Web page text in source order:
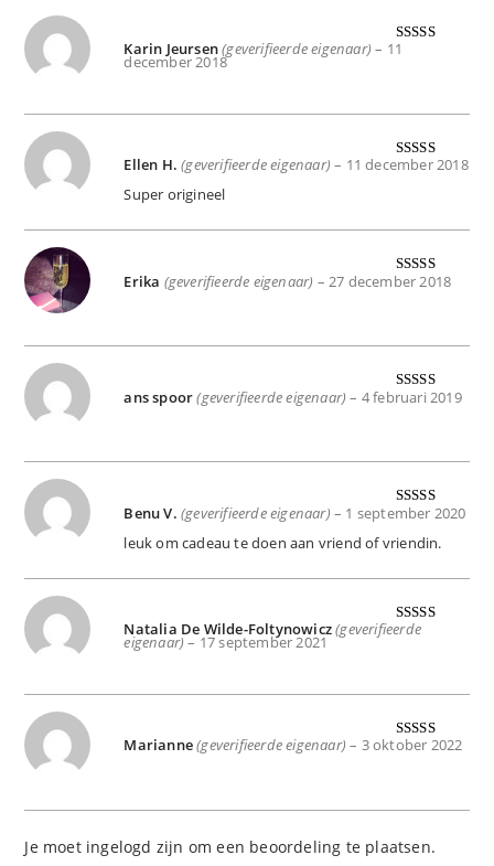
Gewaardeer
Karin Jeursen(geverifieerde eigenaar) – 11
december 2018
Gewaardeer
Ellen H.(geverifieerde eigenaar) – 11 december 2018
Super origineel
Gewaardeer
Erika (geverifieerde eigenaar) – 27 december 2018
Gewaardeer
ans spoor(geverifieerde eigenaar) – 4 februari 2019
Gewaardeer
d5uit 5
Benu V.(geverifieerde eigenaar) – 1 september 2020
leuk om cadeau te doen aan vriend of vriendin.
Gewaard
Natalia De Wilde-Foltynowicz(geverifieerde
eigenaar) – 17 september 2021
Gewaardeer
Marianne(geverifieerde eigenaar) – 3 oktober 2022
Je moet ingelogd zijn om een beoordeling te plaatsen.